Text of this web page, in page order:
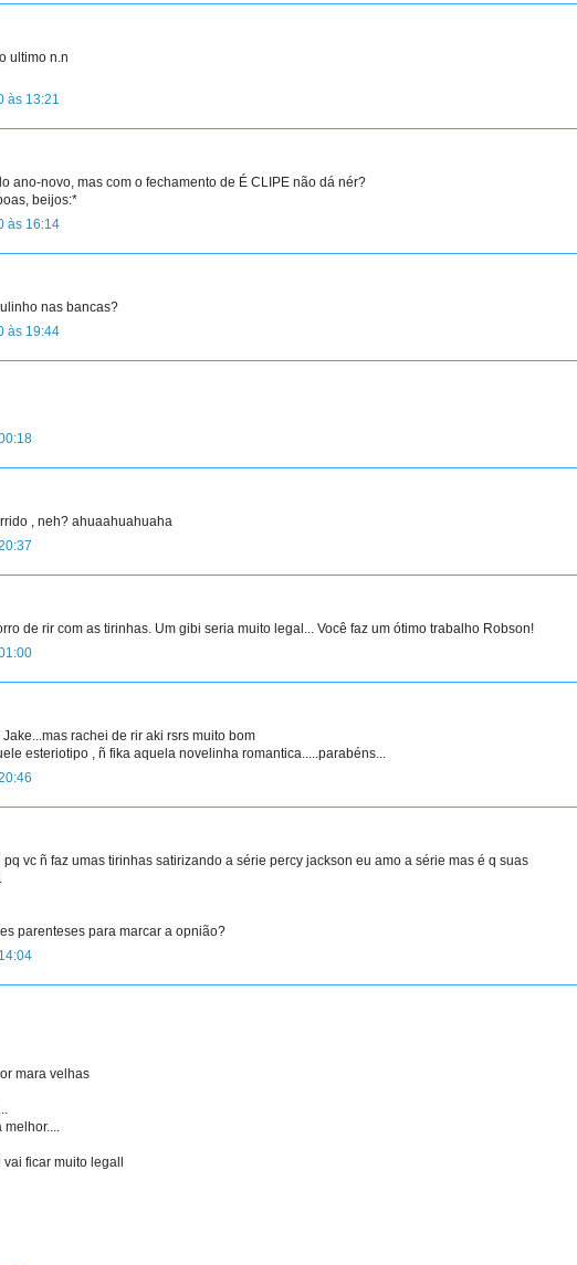
ultimo n.n
às 13:21
ano-novo, mas com o fechamento de É CLIPE não dá nér?
beijos:*
às 16:14
nas bancas?
às 19:44
, neh? ahuaahuahuaha
de rir com as tirinhas. Um gibi seria muito legal... Você faz um ótimo trabalho Robson!
rachei de rir aki rsrs muito bom
esteriotipo , ñ fika aquela novelinha romantica.....parabéns...
vc ñ faz umas tirinhas satirizando a série percy jackson eu amo a série mas é q suas
parenteses para marcar a opnião?
mara velhas
vai ficar muito legall